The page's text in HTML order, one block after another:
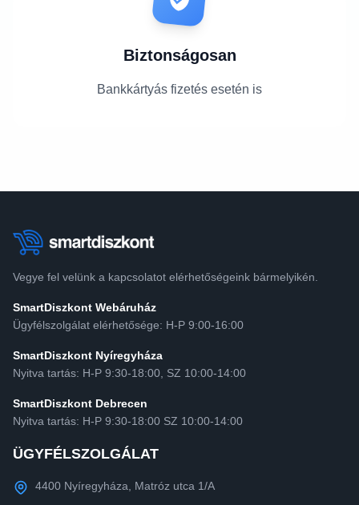
Biztonságosan
Bankkártyás fizetés esetén is
Vegye fel velünk a kapcsolatot elérhetőségeink bármelyikén.
SmartDiszkont Webáruház
Ügyfélszolgálat elérhetősége: H-P 9:00-16:00
SmartDiszkont Nyíregyháza
Nyitva tartás: H-P 9:30-18:00, SZ 10:00-14:00
SmartDiszkont Debrecen
Nyitva tartás: H-P 9:30-18:00 SZ 10:00-14:00
ÜGYFÉLSZOLGÁLAT
4400 Nyíregyháza, Matróz utca 1/A